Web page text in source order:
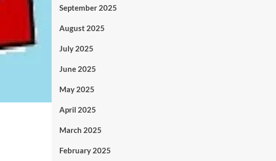
September 2025
August 2025
July 2025
June 2025
May 2025
April 2025
March 2025
February 2025